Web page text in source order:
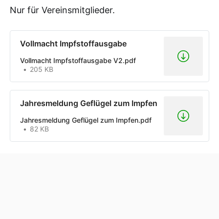
Nur für Vereinsmitglieder.
Vollmacht Impfstoffausgabe
Vollmacht Impfstoffausgabe V2.pdf
205 KB
Jahresmeldung Geflügel zum Impfen
Jahresmeldung Geflügel zum Impfen.pdf
82 KB